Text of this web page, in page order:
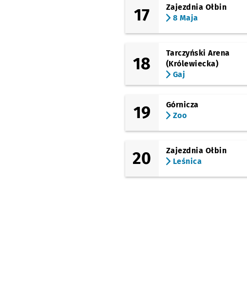
17
Zajezdnia Ołbin
8 Maja
18
Tarczyński Arena
(Królewiecka)
Gaj
19
Górnicza
Zoo
20
Zajezdnia Ołbin
Leśnica